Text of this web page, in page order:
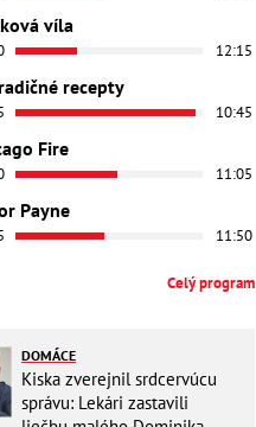
víla
12:15
recepty
10:45
Fire
11:05
Payne
11:50
Celý program
DOMÁCE
Kiska zverejnil srdcervúcu
správu: Lekári zastavili